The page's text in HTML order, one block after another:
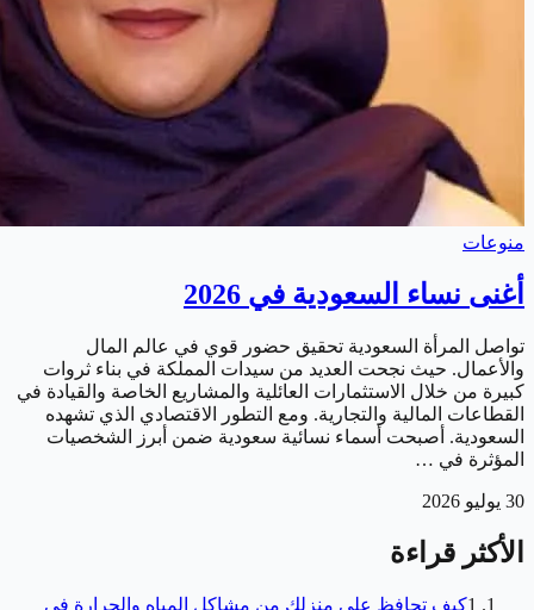
منوعات
أغنى نساء السعودية في 2026
تواصل المرأة السعودية تحقيق حضور قوي في عالم المال
والأعمال. حيث نجحت العديد من سيدات المملكة في بناء ثروات
كبيرة من خلال الاستثمارات العائلية والمشاريع الخاصة والقيادة في
القطاعات المالية والتجارية. ومع التطور الاقتصادي الذي تشهده
السعودية. أصبحت أسماء نسائية سعودية ضمن أبرز الشخصيات
المؤثرة في …
30 يوليو 2026
الأكثر قراءة
1كيف تحافظ على منزلك من مشاكل المياه والحرارة في